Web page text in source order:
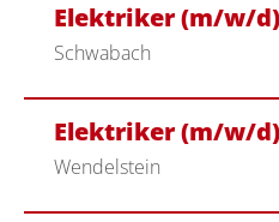
Elektriker (m/w/
Schwabach
Elektriker (m/w/
Wendelstein